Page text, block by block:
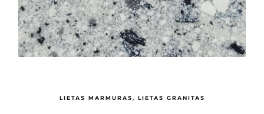
LIETAS MARMURAS, LIETAS GRANITAS